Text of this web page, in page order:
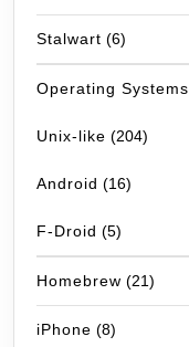
Stalwart (6)
Operating Systems
Unix-like (204)
Android (16)
F-Droid (5)
Homebrew (21)
iPhone (8)